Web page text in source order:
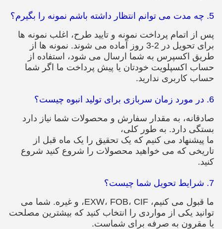
5. چه مدت می توانم انتظار داشته باشم نمونه را بگیرم؟
پس از اتمام پرداخت نمونه و تایید طرح، اغلب نمونه ها
برای تحویل در 2-3 روز آماده می شوند. نمونه ها از
طریق اکسپرس به شما ارسال می شود، استفاده از
حساب اکسپلویت خودتان یا پیش پرداخت ما اگر شما
حساب کاربری ندارید.
6. در مورد زمان سربازی برای تولید انبوه چیست؟
صادقانه، به مقدار سفارش و محصولات شما نیاز دارد
بستگی دارد. به طور کلی،
ما پیشنهاد می کنیم که یک تحقیق را یک ماه قبل از
تاریخی که می خواهید محصولات را شروع کنید شروع
کنید.
7. شرایط تحویل شما چیست؟
ما قبول می کنیم، EXW، FOB، CIF، و غیره. شما می
توانید یکی از مواردی را انتخاب کنید که بیشترین مصلحت
یا مقرون به صرفه برای شماست.